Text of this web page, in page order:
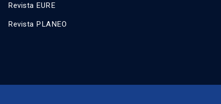
Revista EURE
Revista PLANEO